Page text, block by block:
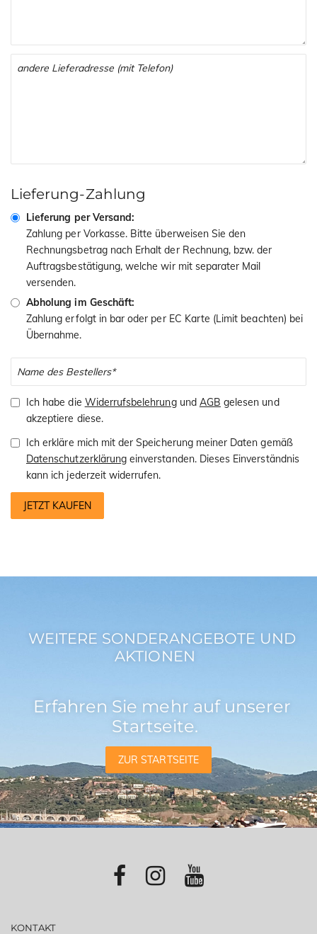
Lieferung-Zahlung
Lieferung per Versand:
Zahlung per Vorkasse. Bitte überweisen Sie den
Rechnungsbetrag nach Erhalt der Rechnung, bzw. der
Auftragsbestätigung, welche wir mit separater Mail
versenden.
Abholung im Geschäft:
Zahlung erfolgt in bar oder per EC Karte (Limit beachten) bei
Übernahme.
Ich habe die Widerrufsbelehrungund AGB gelesen und
akzeptiere diese.
Ich erkläre mich mit der Speicherung meiner Daten gemäß
Datenschutzerklärung einverstanden. Dieses Einverständnis
kann ich jederzeit widerrufen.
JETZT KAUFEN
WEITERE SONDERANGEBOTE UND
AKTIONEN
Erfahren Sie mehr auf unserer
Startseite.
ZUR STARTSEITE
KONTAKT